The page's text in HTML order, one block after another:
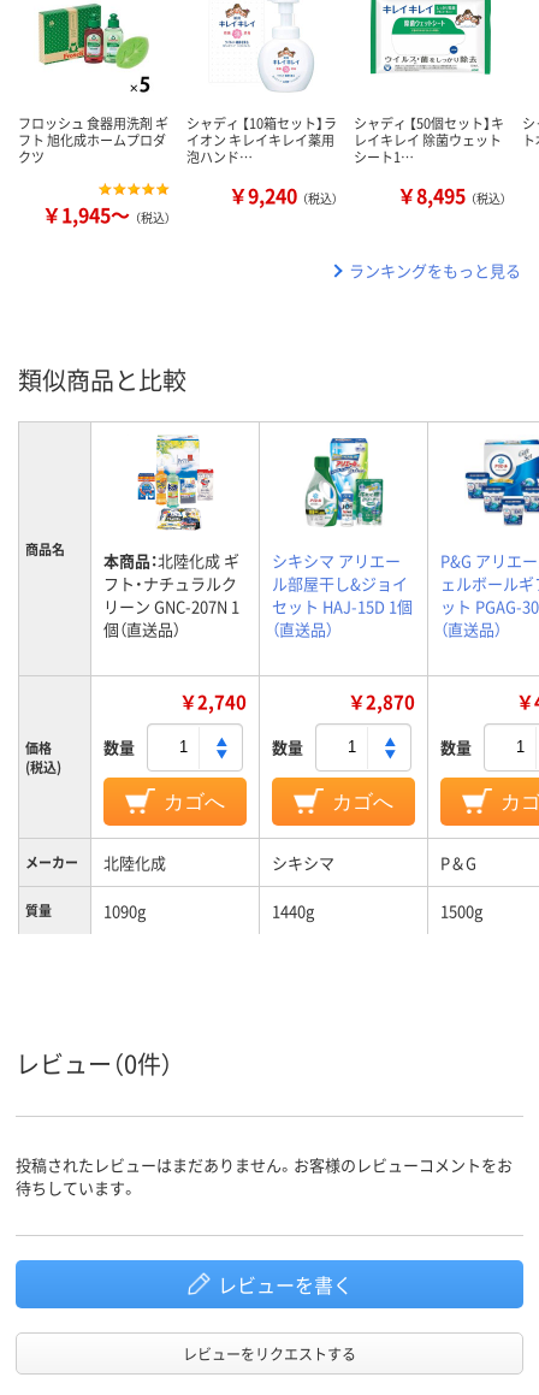
フロッシュ 食器用洗剤 ギ
フト 旭化成ホームプロダ
クツ
￥1,945～ （税込）
シャディ 【10箱セット】ラ
イオン キレイキレイ薬用
泡ハンド…
￥9,240 （税込）
シャディ 【50個セット】キ
レイキレイ 除菌ウェット
シート1…
￥8,495 （税込）
ランキングをもっと見る
類似商品と比較
商品名 本商品：北陸化成 ギ
フト・ナチュラルク
リーン GNC-207N 1
個（直送品）
シキシマ アリエー
ル部屋干し&ジョイ
セット HAJ-15D 1個
（直送品）
P&G アリエ
ェルボール
ット PGAG-
（直送品）
価格
(税込)
￥2,740
数量
カゴへ
￥2,870
数量
カゴへ
数量
カ
メーカー 北陸化成 シキシマ P＆G
質量 1090g 1440g 1500g
レビュー（0件）
投稿されたレビューはまだありません。お客様のレビューコメントをお
待ちしています。
レビューを書く
レビューをリクエストする